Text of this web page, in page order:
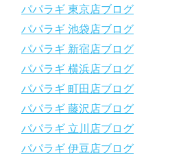
1986年創業！国内最大規模のスキュ
徹底した安全管理と、国内トップ
センス認定実績。
～～～～～～～～～～～～～～～～
【スマホで見れるWebマニュアル！】
パパラギ公式LINEにご登録の上、メ
タップ！
↓↓↓↓↓↓こちら
↓↓↓↓↓↓
https://www.papalagi.co.jp/lp/
＿＿＿＿＿＿＿＿＿＿＿＿＿＿＿＿
パパラギ 東京店ブログ
パパラギ 池袋店ブログ
パパラギ 新宿店ブログ
パパラギ 横浜店ブログ
パパラギ 町田店ブログ
パパラギ 藤沢店ブログ
パパラギ 立川店ブログ
パパラギ 伊豆店ブログ